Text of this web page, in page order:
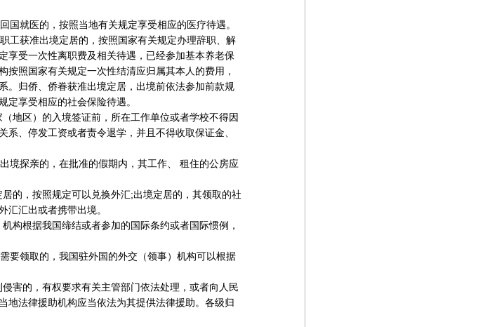
就医的，按照当地有关规定享受相应的医疗待遇。
工获准出境定居的，按照国家有关规定办理辞职、解
享受一次性离职费及相关待遇，已经参加基本养老保
按照国家有关规定一次性结清应归属其本人的费用，
。归侨、侨眷获准出境定居，出境前依法参加前款规
定享受相应的社会保险待遇。
地区）的入境签证前，所在工作单位或者学校不得因
、停发工资或者责令退学，并且不得收取保证金、
境探亲的，在批准的假期内，其工作、 租住的公房应
的，按照规定可以兑换外汇;出境定居的，其领取的社
汇汇出或者携带出境。
构根据我国缔结或者参加的国际条约或者国际惯例，
要领取的，我国驻外国的外交（领事）机构可以根据
害的，有权要求有关主管部门依法处理，或者向人民
地法律援助机构应当依法为其提供法律援助。各级归